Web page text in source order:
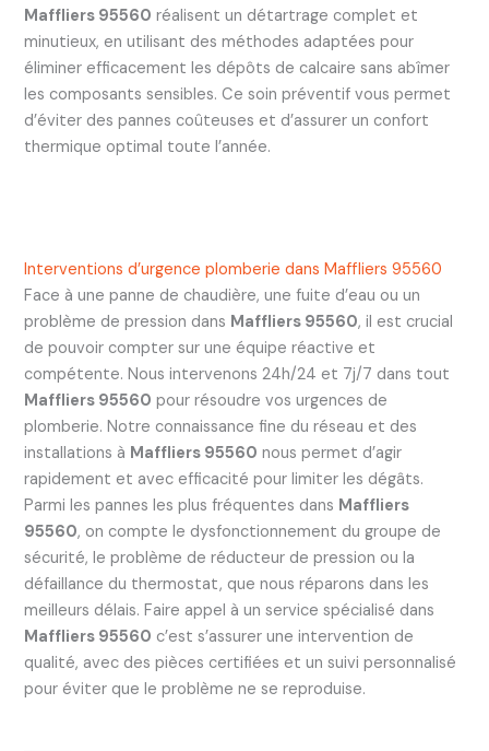
Maffliers 95560 réalisent un détartrage complet et
minutieux, en utilisant des méthodes adaptées pour
éliminer efficacement les dépôts de calcaire sans abîmer
les composants sensibles. Ce soin préventif vous permet
d’éviter des pannes coûteuses et d’assurer un confort
thermique optimal toute l’année.
Interventions d’urgence plomberie dans Maffliers 95560
Face à une panne de chaudière, une fuite d’eau ou un
problème de pression dans Maffliers 95560, il est crucial
de pouvoir compter sur une équipe réactive et
compétente. Nous intervenons 24h/24 et 7j/7 dans tout
Maffliers 95560 pour résoudre vos urgences de
plomberie. Notre connaissance fine du réseau et des
installations à Maffliers 95560 nous permet d’agir
rapidement et avec efficacité pour limiter les dégâts.
Parmi les pannes les plus fréquentes dans Maffliers
95560, on compte le dysfonctionnement du groupe de
sécurité, le problème de réducteur de pression ou la
défaillance du thermostat, que nous réparons dans les
meilleurs délais. Faire appel à un service spécialisé dans
Maffliers 95560 c’est s’assurer une intervention de
qualité, avec des pièces certifiées et un suivi personnalisé
pour éviter que le problème ne se reproduise.